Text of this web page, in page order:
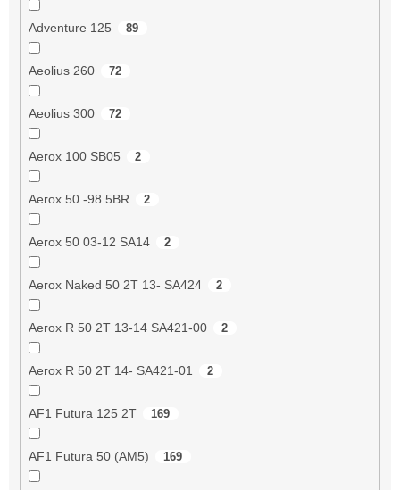
Adventure 125 89
Aeolius 260 72
Aeolius 300 72
Aerox 100 SB05 2
Aerox 50 -98 5BR 2
Aerox 50 03-12 SA14 2
Aerox Naked 50 2T 13- SA424 2
Aerox R 50 2T 13-14 SA421-00 2
Aerox R 50 2T 14- SA421-01 2
AF1 Futura 125 2T 169
AF1 Futura 50 (AM5) 169